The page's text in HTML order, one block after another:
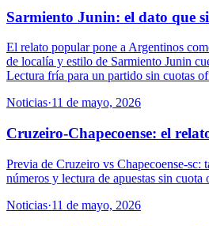
Sarmiento Junin: el dato que
El relato popular pone a Argentinos
de localía y estilo de Sarmiento Junin
Lectura fría para un partido sin cuotas
Noticias·11 de mayo, 2026
Cruzeiro-Chapecoense: el
Previa de Cruzeiro vs Chapecoense-sc:
números y lectura de apuestas sin
Noticias·11 de mayo, 2026